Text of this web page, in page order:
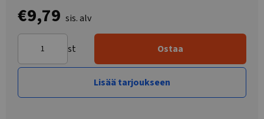
€9,79 sis. alv
st Ostaa
Lisää tarjoukseen